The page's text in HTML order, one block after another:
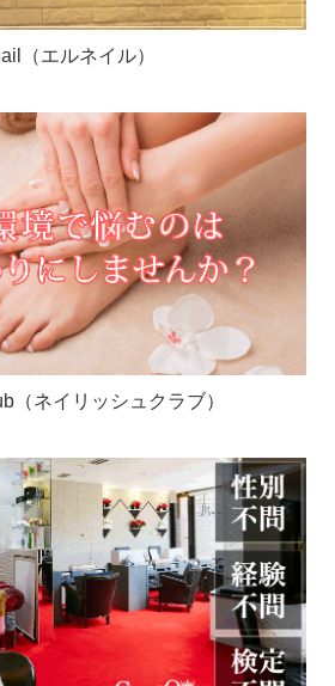
（エルネイル）
（ネイリッシュクラブ）